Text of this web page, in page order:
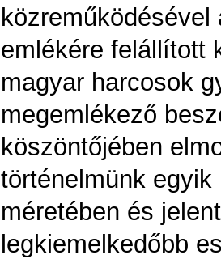
emlékére felállított
magyar harcosok
megemlékező
köszöntőjében
történelmünk
méretében és
legkiemelkedőbb